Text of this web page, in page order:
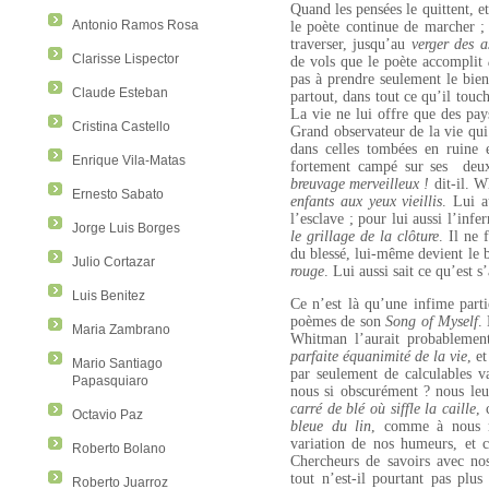
Antonio Ramos Rosa
Clarisse Lispector
Claude Esteban
Cristina Castello
Enrique Vila-Matas
Ernesto Sabato
Jorge Luis Borges
Julio Cortazar
Luis Benitez
Maria Zambrano
Mario Santiago
Papasquiaro
Octavio Paz
Roberto Bolano
Roberto Juarroz
Quand les pensées le quittent,
le poète continue de marcher ;
traverser, jusqu’au verger des
de vols que le poète accomplit
pas à prendre seulement le
partout, dans tout ce qu’il
La vie ne lui offre que des
Grand observateur de la vie
dans celles tombées en
fortement campé sur ses
breuvage merveilleux ! dit-il.
enfants aux yeux vieillis. Lui
l’esclave ; pour lui aussi
le grillage de la clôture. Il ne
du blessé, lui-même devient le
rouge. Lui aussi sait ce qu’est
Ce n’est là qu’une infime
poèmes de sonSong of Myself.
Whitman l’aurait
parfaite équanimité de la vie,
par seulement de calculables
nous si obscurément ? nous
carré de blé où siffle la caille,
bleue du lin, comme à nous
variation de nos humeurs, et
Chercheurs de savoirs avec
tout n’est-il pourtant pas